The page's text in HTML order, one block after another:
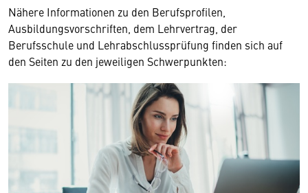
Nähere Informationen zu den Berufsprofilen,
Ausbildungsvorschriften, dem Lehrvertrag, der
Berufsschule und Lehrabschlussprüfung finden sich auf
den Seiten zu den jeweiligen Schwerpunkten: